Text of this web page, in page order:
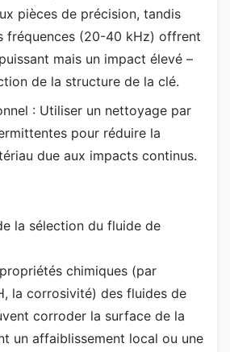
pièces de précision, tandis
fréquences (20-40 kHz) offrent
mais un impact élevé –
de la structure de la clé.
: Utiliser un nettoyage par
pour réduire la
due aux impacts continus.
la sélection du fluide de
chimiques (par
la corrosivité) des fluides de
corroder la surface de la
un affaiblissement local ou une